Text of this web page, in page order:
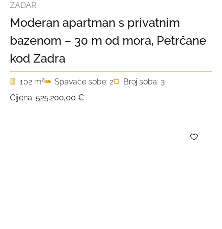
ZADAR
Moderan apartman s privatnim
bazenom – 30 m od mora, Petrčane
kod Zadra
102 m2 Spavaće sobe: 2
Broj soba: 3
Cijena: 525.200,00 €